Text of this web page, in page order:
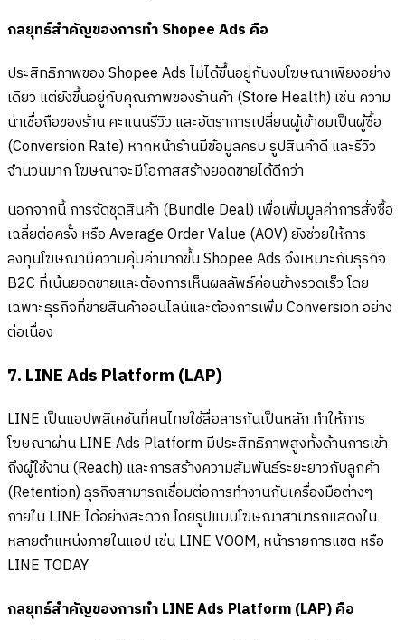
กลยุทธ์สำคัญของการทำ Shopee Ads คือ
ประสิทธิภาพของ Shopee Ads ไม่ได้ขึ้นอยู่กับงบโฆษณาเพียงอย่าง
เดียว แต่ยังขึ้นอยู่กับคุณภาพของร้านค้า (Store Health) เช่น ความ
น่าเชื่อถือของร้าน คะแนนรีวิว และอัตราการเปลี่ยนผู้เข้าชมเป็นผู้ซื้อ
(Conversion Rate) หากหน้าร้านมีข้อมูลครบ รูปสินค้าดี และรีวิว
จำนวนมาก โฆษณาจะมีโอกาสสร้างยอดขายได้ดีกว่า
นอกจากนี้ การจัดชุดสินค้า (Bundle Deal) เพื่อเพิ่มมูลค่าการสั่งซื้อ
เฉลี่ยต่อครั้ง หรือ Average Order Value (AOV) ยังช่วยให้การ
ลงทุนโฆษณามีความคุ้มค่ามากขึ้น Shopee Ads จึงเหมาะกับธุรกิจ
B2C ที่เน้นยอดขายและต้องการเห็นผลลัพธ์ค่อนข้างรวดเร็ว โดย
เฉพาะธุรกิจที่ขายสินค้าออนไลน์และต้องการเพิ่ม Conversion อย่าง
ต่อเนื่อง
7. LINE Ads Platform (LAP)
LINE เป็นแอปพลิเคชันที่คนไทยใช้สื่อสารกันเป็นหลัก ทำให้การ
โฆษณาผ่าน LINE Ads Platform มีประสิทธิภาพสูงทั้งด้านการเข้า
ถึงผู้ใช้งาน (Reach) และการสร้างความสัมพันธ์ระยะยาวกับลูกค้า
(Retention) ธุรกิจสามารถเชื่อมต่อการทำงานกับเครื่องมือต่างๆ
ภายใน LINE ได้อย่างสะดวก โดยรูปแบบโฆษณาสามารถแสดงใน
หลายตำแหน่งภายในแอป เช่น LINE VOOM, หน้ารายการแชต หรือ
LINE TODAY
กลยุทธ์สำคัญของการทำ LINE Ads Platform (LAP) คือ